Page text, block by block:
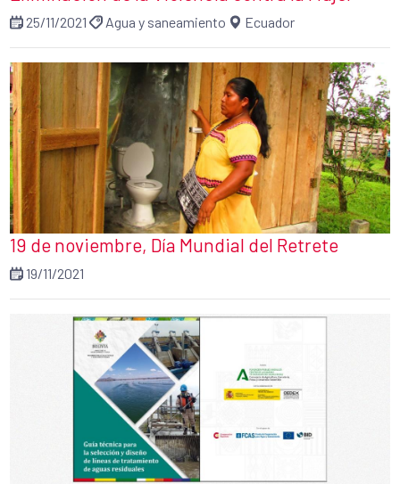
25/11/2021 Agua y saneamiento Ecuador
19 de noviembre, Día Mundial del Retrete
19/11/2021